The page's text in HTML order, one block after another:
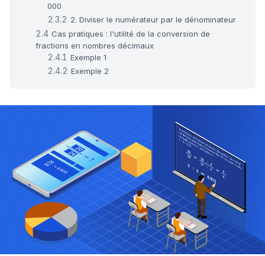
000
2. Diviser le numérateur par le dénominateur
Cas pratiques : l'utilité de la conversion de
fractions en nombres décimaux
Exemple 1
Exemple 2